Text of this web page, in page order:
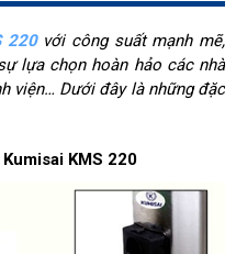
220với công suất mạnh mẽ,
lựa chọn hoàn hảo các nhà
viện… Dưới đây là những đặc
KMS 220